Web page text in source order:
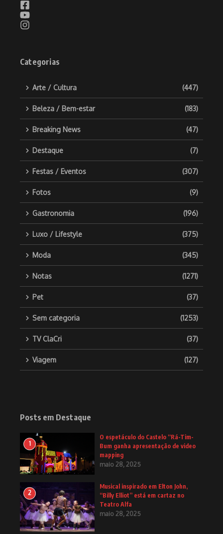
Categorias
Arte / Cultura (447)
Beleza / Bem-estar (183)
Breaking News (47)
Destaque (7)
Festas / Eventos (307)
Fotos (9)
Gastronomia (196)
Luxo / Lifestyle (375)
Moda (345)
Notas (1271)
Pet (37)
Sem categoria (1253)
TV ClaCri (37)
Viagem (127)
Posts em Destaque
1
O espetáculo do Castelo “Rá-Tim-
Bum ganha apresentação de video
mapping
maio 28, 2025
2
Musical inspirado em Elton John,
“Billy Elliot” está em cartaz no
Teatro Alfa
maio 28, 2025